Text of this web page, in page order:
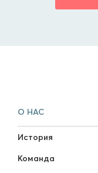
О НАС
История
Команда